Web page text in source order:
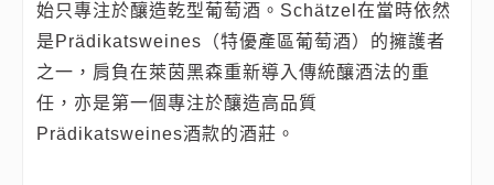
始只專注於釀造乾型葡萄酒。Schätzel在當時依然
是Prädikatsweines（特優產區葡萄酒）的擁護者
之一，肩負在萊茵黑森重新導入傳統釀酒法的重
任，亦是第一個專注於釀造高品質
Prädikatsweines酒款的酒莊。